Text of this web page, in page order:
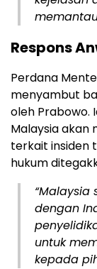
Respons
Perdana
menyambut
oleh Prabowo.
Malaysia akan
terkait insiden
hukum
dengan
untuk
kepada